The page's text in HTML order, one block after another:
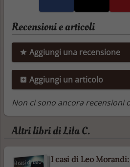
Recensioni e articoli
Aggiungi una recensione
Aggiungi un articolo
Non ci sono ancora recensioni
Altri libri di Lila C.
I casi di Leo